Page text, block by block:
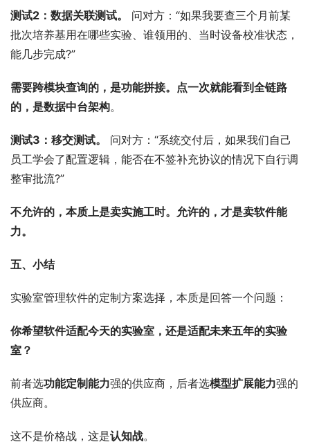
测试2：数据关联测试。
问对方：“如果我要查三个月前某
批次培养基用在哪些实验、谁领用的、当时设备校准状态，
能几步完成?”
需要跨模块查询的，是功能拼接。点一次就能看到全链路
的，是数据中台架构。
测试3：移交测试。
问对方：“系统交付后，如果我们自己
员工学会了配置逻辑，能否在不签补充协议的情况下自行调
整审批流?”
不允许的，本质上是卖实施工时。允许的，才是卖软件能
力。
五、小结
实验室管理软件的定制方案选择，本质是回答一个问题：
你希望软件适配今天的实验室，还是适配未来五年的实验
室？
前者选功能定制能力强的供应商，后者选模型扩展能力强的
供应商。
这不是价格战，这是认知战。